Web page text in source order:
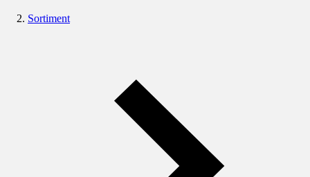
Sortiment